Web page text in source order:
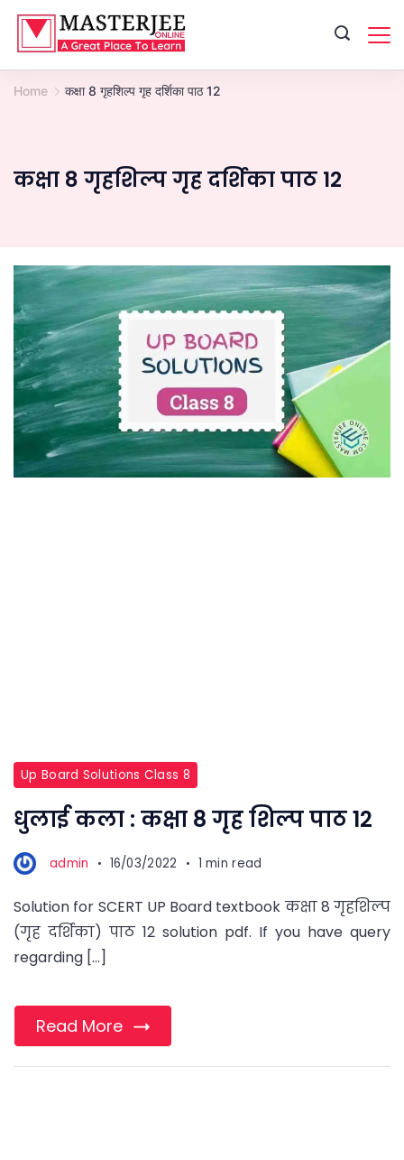
Skip
content
Home कक्षा 8 गृहशिल्प गृह दर्शिका पाठ 12
कक्षा 8 गृहशिल्प गृह दर्शिका पाठ 12
Up Board Solutions Class 8
धुलाई कला : कक्षा 8 गृह शिल्प पाठ 12
admin 16/03/2022 1 min read
Solution for SCERT UP Board textbook कक्षा 8 गृहशिल्प
(गृह दर्शिका) पाठ 12 solution pdf. If you have query
regarding […]
Read More